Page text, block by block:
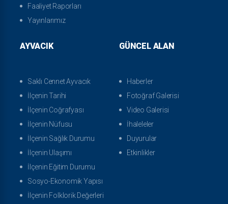
Faaliyet Raporları
Yayınlarımız
AYVACIK
Saklı Cennet Ayvacık
İlçenin Tarihi
İlçenin Coğrafyası
İlçenin Nüfusu
İlçenin Sağlık Durumu
İlçenin Ulaşımı
İlçenin Eğitim Durumu
Sosyo-Ekonomik Yapısı
İlçenin Folklorik Değerleri
GÜNCEL ALAN
Haberler
Fotoğraf Galerisi
Video Galerisi
İhaleleler
Duyurular
Etkinlikler